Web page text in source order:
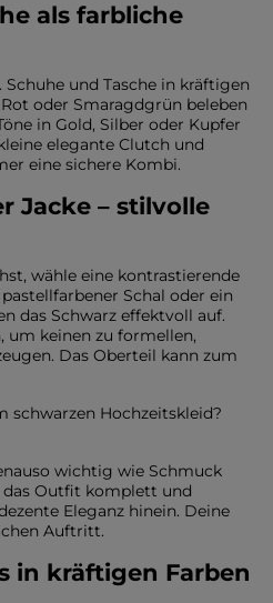
als farbliche
und Tasche in kräftigen
oder Smaragdgrün beleben
in Gold, Silber oder Kupfer
elegante Clutch und
eine sichere Kombi.
Jacke – stilvolle
wähle eine kontrastierende
Schal oder ein
das Schwarz effektvoll auf.
um keinen zu formellen,
Das Oberteil kann zum
schwarzen Hochzeitskleid?
wichtig wie Schmuck
das Outfit komplett und
Eleganz hinein. Deine
Auftritt.
in kräftigen Farben